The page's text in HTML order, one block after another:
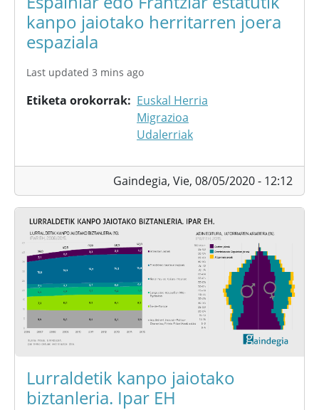
kanpo jaiotako herritarren joera
espaziala
Last updated 3 mins ago
Etiketa orokorrak
Euskal Herria
Migrazioa
Udalerriak
Gaindegia, Vie, 08/05/2020 - 12:12
Lurraldetik kanpo jaiotako
biztanleria. Ipar EH